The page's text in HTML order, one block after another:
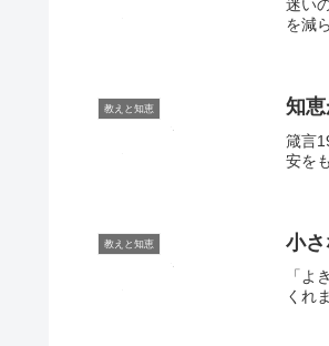
迷い
を減
教えと知恵 知
箴言
安を
教えと知恵 小
「よ
くれ